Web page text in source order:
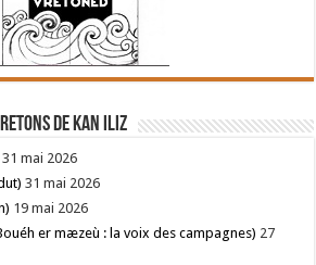
de Kan Iliz
31 mai 2026
31 mai 2026
19 mai 2026
er mæzeù : la voix des campagnes) 27